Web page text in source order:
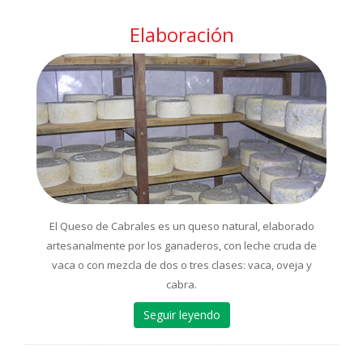
Elaboración
El Queso de Cabrales es un queso natural, elaborado
artesanalmente por los ganaderos, con leche cruda de
vaca o con mezcla de dos o tres clases: vaca, oveja y
cabra.
Seguir leyendo